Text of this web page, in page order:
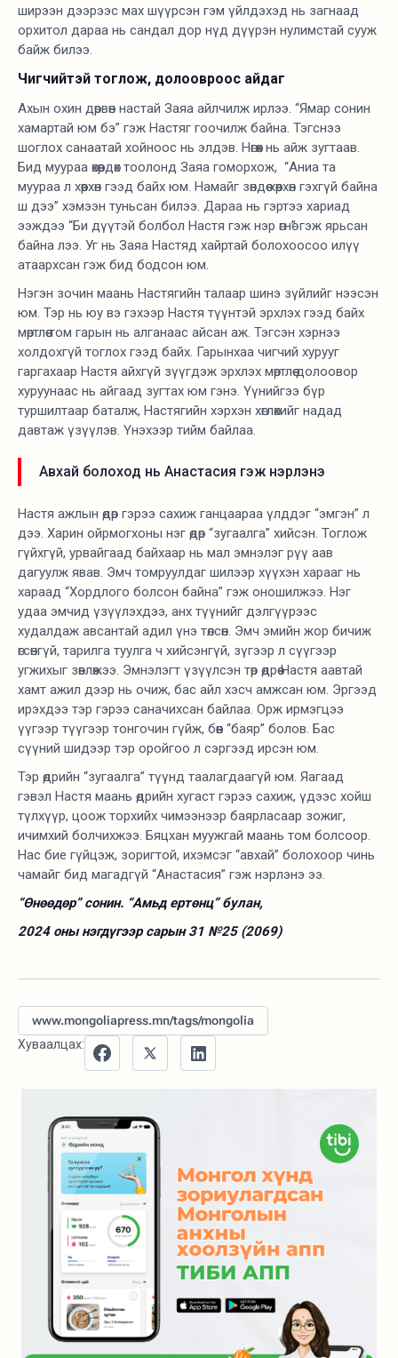
ширээн дээрээс мах шүүрсэн гэм үйлдэхэд нь загнаад
орхитол дараа нь сандал дор нүд дүүрэн нулимстай сууж
байж билээ.
Чигчийтэй тоглож, долоовроос айдаг
Ахын охин дөрвөн настай Заяа айлчилж ирлээ. “Ямар сонин
хамартай юм бэ” гэж Настяг гоочилж байна. Тэгснээ
шоглох санаатай хойноос нь элдэв. Нөгөөх нь айж зугтаав.
Бид муураа өхөөрдөх тоолонд Заяа гоморхож, “Аниа та
муураа л хөөрхөн гээд байх юм. Намайг зөндөө хөөрхөн гэхгүй байна
ш дээ” хэмээн туньсан билээ. Дараа нь гэртээ хариад
ээждээ “Би дүүтэй болбол Настя гэж нэр өгнө” гэж ярьсан
байна лээ. Уг нь Заяа Настяд хайртай болохоосоо илүү
атаархсан гэж бид бодсон юм.
Нэгэн зочин маань Настягийн талаар шинэ зүйлийг нээсэн
юм. Тэр нь юу вэ гэхээр Настя түүнтэй эрхлэх гээд байх
мөртлөө том гарын нь алганаас айсан аж. Тэгсэн хэрнээ
холдохгүй тоглох гээд байх. Гарынхаа чигчий хурууг
гаргахаар Настя айхгүй зүүгдэж эрхлэх мөртлөө долоовор
хуруунаас нь айгаад зугтах юм гэнэ. Үүнийгээ бүр
туршилтаар баталж, Настягийн хэрхэн хөглөхийг надад
давтаж үзүүлэв. Үнэхээр тийм байлаа.
Авхай болоход нь Анастасия гэж нэрлэнэ
Настя ажлын өдөр гэрээ сахиж ганцаараа үлддэг “эмгэн” л
дээ. Харин ойрмогхоны нэг өдөр “зугаалга” хийсэн. Тоглож
гүйхгүй, урвайгаад байхаар нь мал эмнэлэг рүү аав
дагуулж явав. Эмч томруулдаг шилээр хүүхэн харааг нь
хараад “Хордлого болсон байна” гэж оношилжээ. Нэг
удаа эмчид үзүүлэхдээ, анх түүнийг дэлгүүрээс
худалдаж авсантай адил үнэ төлсөн. Эмч эмийн жор бичиж
өгсөнгүй, тарилга туулга ч хийсэнгүй, зүгээр л сүүгээр
угжихыг зөвлөжээ. Эмнэлэгт үзүүлсэн төр өдрөө Настя аавтай
хамт ажил дээр нь очиж, бас айл хэсч амжсан юм. Эргээд
ирэхдээ тэр гэрээ саначихсан байлаа. Орж ирмэгцээ
үүгээр түүгээр тонгочин гүйж, бөөн “баяр” болов. Бас
сүүний шидээр тэр оройгоо л сэргээд ирсэн юм.
Тэр өдрийн “зугаалга” түүнд таалагдаагүй юм. Яагаад
гэвэл Настя маань өдрийн хугаст гэрээ сахиж, үдээс хойш
түлхүүр, цоож торхийх чимээнээр баярласаар зожиг,
ичимхий болчихжээ. Бяцхан муужгай маань том болсоор.
Нас бие гүйцэж, зоригтой, ихэмсэг “авхай” болохоор чинь
чамайг бид магадгүй “Анастасия” гэж нэрлэнэ ээ.
“Өнөөдөр” сонин. “Амьд ертөнц” булан,
2024 оны нэгдүгээр сарын 31 №25 (2069)
www.mongoliapress.mn/tags/mongolia
Хуваалцах: